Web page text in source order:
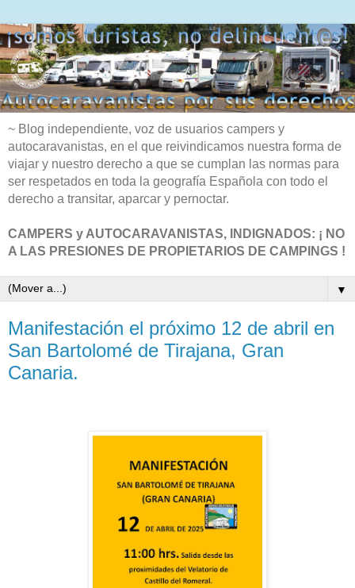
~ Blog independiente, voz de usuarios campers y
autocaravanistas, en el que reivindicamos nuestra forma de
viajar y nuestro derecho a que se cumplan las normas para
ser respetados en toda la geografía Española con todo el
derecho a transitar, aparcar y pernoctar.
CAMPERS y AUTOCARAVANISTAS, INDIGNADOS: ¡ NO
A LAS PRESIONES DE PROPIETARIOS DE CAMPINGS !
▼
Manifestación el próximo 12 de abril en
San Bartolomé de Tirajana, Gran
Canaria.